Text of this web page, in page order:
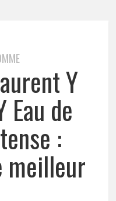
Y
Eau de
:
meilleur